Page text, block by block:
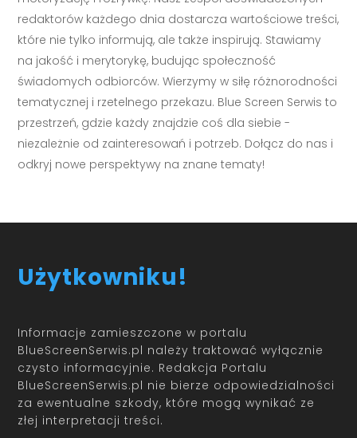
redaktorów każdego dnia dostarcza wartościowe treści,
które nie tylko informują, ale także inspirują. Stawiamy
na jakość i merytorykę, budując społeczność
świadomych odbiorców. Wierzymy w siłę różnorodności
tematycznej i rzetelnego przekazu. Blue Screen Serwis to
przestrzeń, gdzie każdy znajdzie coś dla siebie -
niezależnie od zainteresowań i potrzeb. Dołącz do nas i
odkryj nowe perspektywy na znane tematy!
Użytkowniku!
Informacje zamieszczone w portalu
BlueScreenSerwis.pl należy traktować wyłącznie
czysto informacyjnie. Redakcja Portalu
BlueScreenSerwis.pl nie bierze odpowiedzialności
za ewentualne szkody, które mogą wynikać ze
złej interpretacji treści.